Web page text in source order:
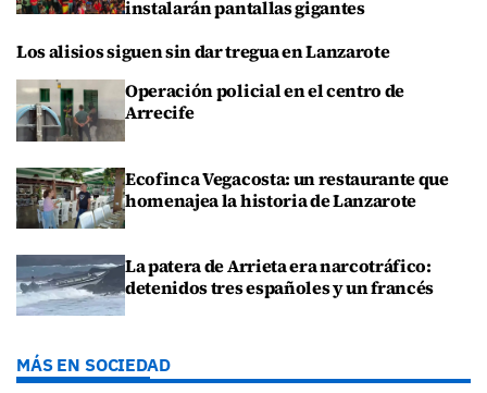
instalarán pantallas gigantes
Los alisios siguen sin dar tregua en Lanzarote
Operación policial en el centro de
Arrecife
Ecofinca Vegacosta: un restaurante que
homenajea la historia de Lanzarote
La patera de Arrieta era narcotráfico:
detenidos tres españoles y un francés
MÁS EN SOCIEDAD